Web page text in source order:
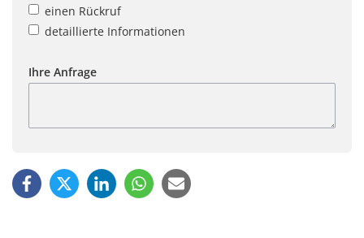
einen Rückruf
detaillierte Informationen
Ihre Anfrage